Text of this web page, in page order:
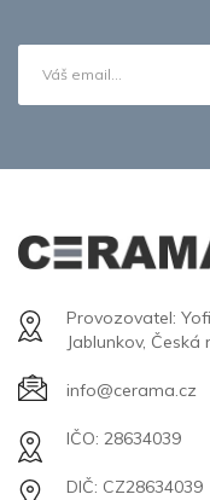
Provozovatel:
Jablunkov, Česká
info@cerama.cz
IČO: 28634039
DIČ: CZ28634039